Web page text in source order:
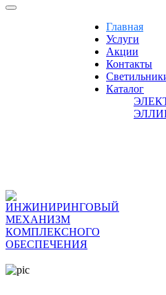
Главная
Услуги
Акции
Контакты
Каталог